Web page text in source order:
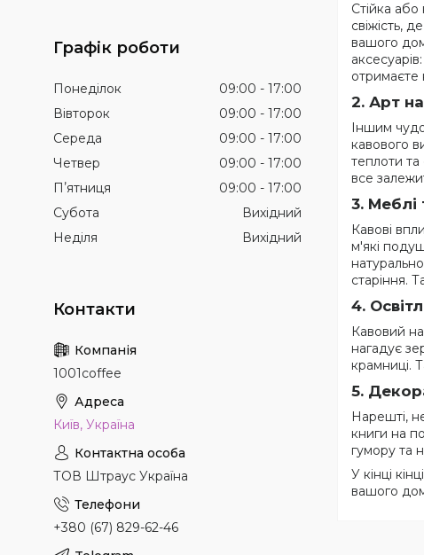
Стійка
свіжість,
вашого
отримаєте
2. Арт на
Іншим
кавового
теплоти
все
3. Меблі
Кавові
м'які
старіння.
4.
Кавовий
нагадує
крамниці.
5.
Нарешті,
книги на
гумору та
У кінці
вашого
Графік роботи
Понеділок 09:00
17:00
Вівторок
09:00
17:00
Середа
09:00
17:00
Четвер
09:00
17:00
Пʼятниця
09:00
17:00
Субота
Вихідний
Неділя
Вихідний
1001coffee
Київ, Україна
ТОВ Штраус Україна
+380 (67) 829-62-46